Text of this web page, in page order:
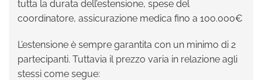
tutta la durata dell’estensione, spese del
coordinatore, assicurazione medica fino a 100.000€
L’estensione è sempre garantita con un minimo di 2
partecipanti. Tuttavia il prezzo varia in relazione agli
stessi come segue: